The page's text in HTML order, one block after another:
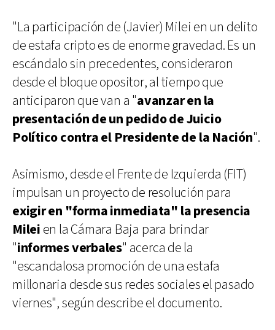
"La participación de (Javier) Milei en un delito
de estafa cripto es de enorme gravedad. Es un
escándalo sin precedentes, consideraron
desde el bloque opositor, al tiempo que
anticiparon que van a "avanzar en la
presentación de un pedido de Juicio
Político contra el Presidente de la Nación".
Asimismo, desde el Frente de Izquierda (FIT)
impulsan un proyecto de resolución para
exigir en "forma inmediata" la presencia
Milei en la Cámara Baja para brindar
"informes verbales" acerca de la
"escandalosa promoción de una estafa
millonaria desde sus redes sociales el pasado
viernes", según describe el documento.